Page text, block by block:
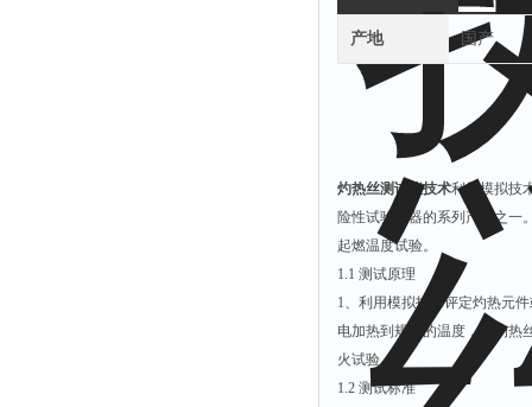
产地 国产
灼热丝测试仪技术利用模拟技
险性试验仪器的系列产品之一
起燃温度试验。
1.1 测试原理
1、利用模拟技术评定灼热元
电加热到规定的温度，是灼热
火试验。
1.2 测试标准